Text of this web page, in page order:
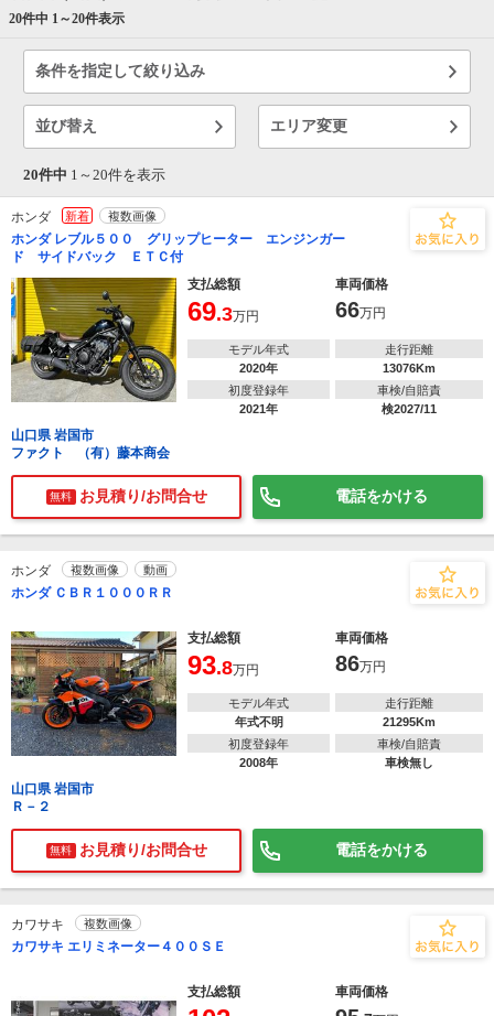
20件中 1～20件表示
条件を指定して絞り込み
並び替え エリア変更
20件中 1～ 20件を表示
ホンダ 新着 複数画像
ホンダ レブル５００ グリップヒーター エンジンガー
ド サイドバック ＥＴＣ付
支払総額
車両価格
69.3万円 66万円
モデル年式
2020年
走行距離
13076Km
初度登録年
2021年
車検/自賠責
検2027/11
山口県 岩国市
ファクト （有）藤本商会
無料 お見積り/お問合せ 電話をかける
ホンダ 複数画像 動画
ホンダ ＣＢＲ１０００ＲＲ
支払総額 車両価格
93.8万円 86万円
モデル年式
年式不明
走行距離
21295Km
初度登録年
2008年
車検/自賠責
車検無し
山口県 岩国市
Ｒ－２
無料 お見積り/お問合せ 電話をかける
カワサキ 複数画像
カワサキ エリミネーター４００ＳＥ
支払総額 車両価格